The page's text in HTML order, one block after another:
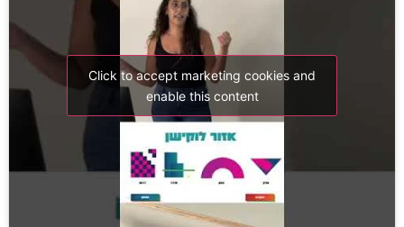
Click to accept marketing cookies and
enable this content